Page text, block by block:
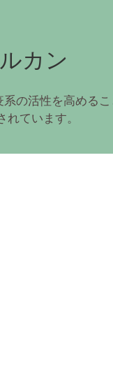
カン
の活性を高める
ています。